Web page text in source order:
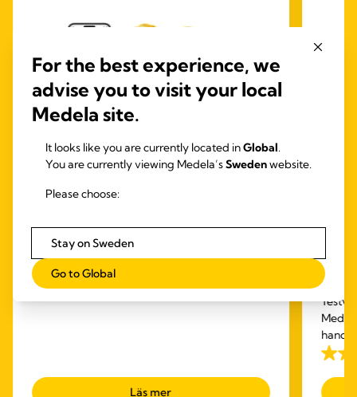
Magic InBra™
Medela Magic InBra: den skonsamma, bärbara
bröstpumpen för oöverträffad prestanda
Läs mer
att du
4.1
av
For the best experience, we
advise you to visit your local
Medela site.
It looks like you are currently located inGlobal.
You are currently viewing Medela’sSwedenwebsite.
Please choose:
Stay on Sweden
Go to Global